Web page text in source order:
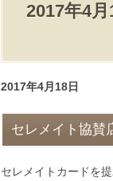
2017年4月
2017年4月18日
セレメイト協賛
セレメイトカードを